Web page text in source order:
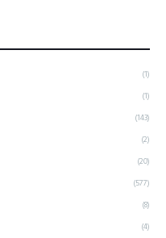
(1)
(1)
(143)
(2)
(20)
(577)
(8)
(4)